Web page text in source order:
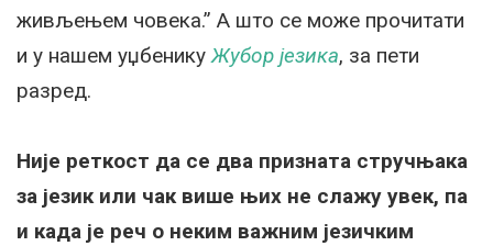
живљењем човека.” A што се може прочитати
и у нашем уџбеникуЖубор језика, за пети
разред.
Није реткост да се два призната стручњака
за језик или чак више њих не слажу увек, па
и када је реч о неким важним језичким